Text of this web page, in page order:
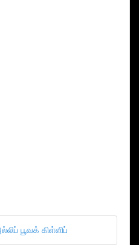
பூவக் கிள்ளிப்